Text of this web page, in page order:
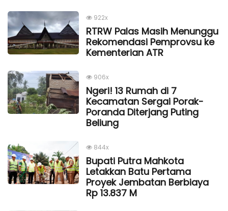
922x
RTRW Palas Masih Menunggu
Rekomendasi Pemprovsu ke
Kementerian ATR
906x
Ngeri! 13 Rumah di 7
Kecamatan Sergai Porak-
Poranda Diterjang Puting
Beliung
844x
Bupati Putra Mahkota
Letakkan Batu Pertama
Proyek Jembatan Berbiaya
Rp 13.837 M